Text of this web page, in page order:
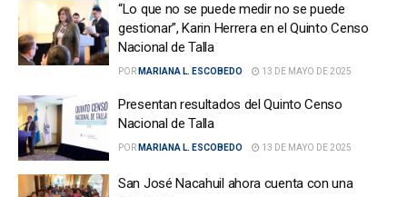
“Lo que no se puede medir no se puede
gestionar”, Karin Herrera en el Quinto Censo
Nacional de Talla
POR MARIANA L. ESCOBEDO 13 DE MAYO DE 2025
Presentan resultados del Quinto Censo
Nacional de Talla
POR MARIANA L. ESCOBEDO 13 DE MAYO DE 2025
San José Nacahuil ahora cuenta con una